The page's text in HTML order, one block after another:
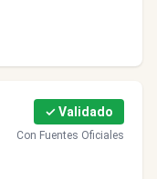
✓ Validado
Con Fuentes Oficiales